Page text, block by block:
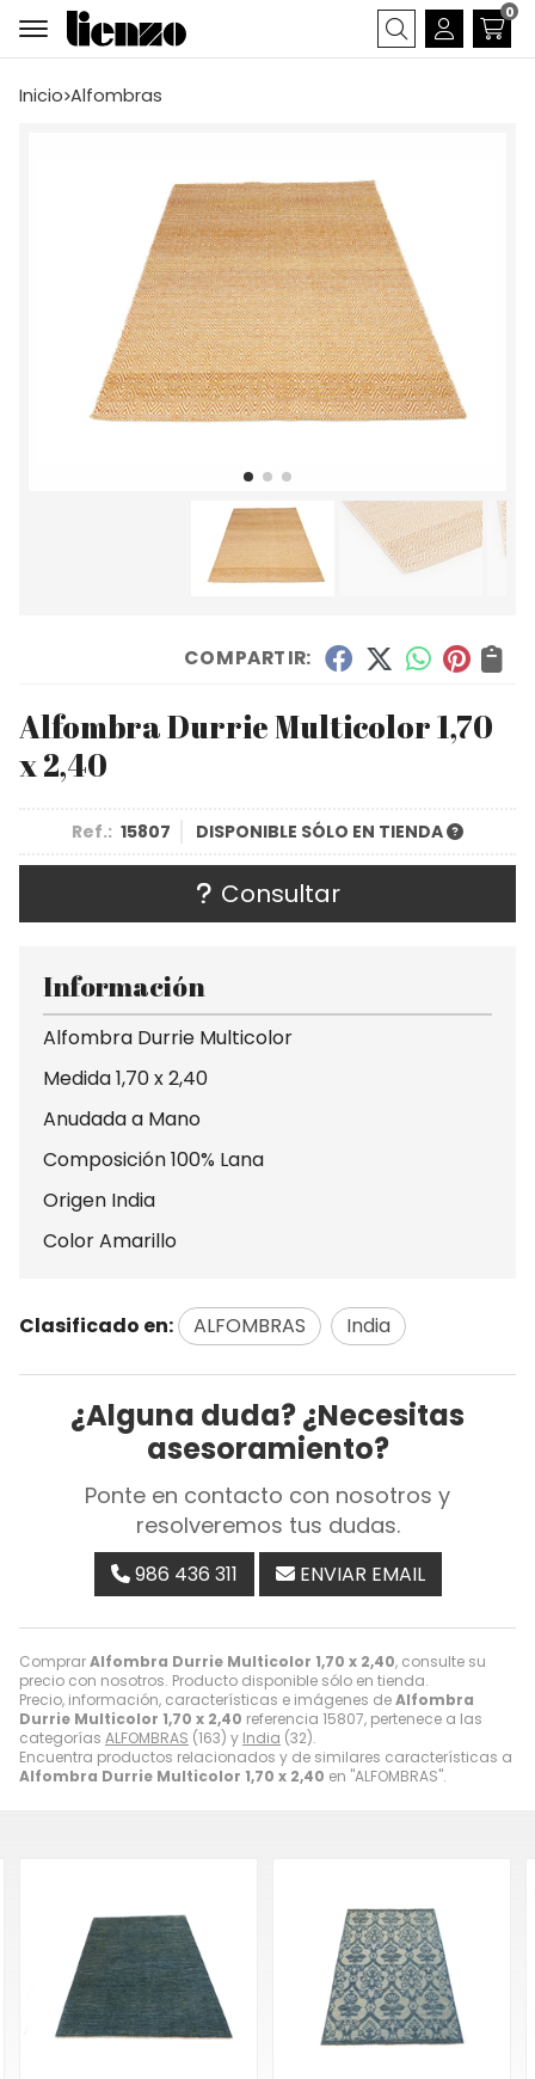
Buscar
0
Inicio alfombras
COMPARTIR:
Alfombra Durrie Multicolor 1,70
x 2,40
Ref.: 15807 DISPONIBLE SÓLO EN TIENDA
Consultar
ComprarAlfombra Durrie Multicolor 1,70 x 2,40, consulte su
precio con nosotros. Producto disponible sólo en tienda.
Precio, información, características e imágenes deAlfombra
Durrie Multicolor 1,70 x 2,40 referencia 15807, pertenece a las
categorías ALFOMBRAS (163) y India (32).
Encuentra productos relacionados y de similares características a
Alfombra Durrie Multicolor 1,70 x 2,40 en "ALFOMBRAS".
Información
Alfombra Durrie Multicolor
Medida 1,70 x 2,40
Anudada a Mano
Composición 100% Lana
Origen India
Color Amarillo
Clasificado en: ALFOMBRAS India
¿Alguna duda? ¿Necesitas
asesoramiento?
Ponte en contacto con nosotros y
resolveremos tus dudas.
986 436 311 ENVIAR EMAIL